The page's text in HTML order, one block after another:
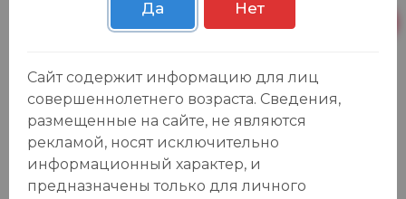
Азия
Безалкогольные напитки
Товары для дома, игрушки
Крепкие напитки
Вина
Пиво, сидр
Да Нет
Сайт содержит информацию для лиц
совершеннолетнего возраста. Сведения,
размещенные на сайте, не являются
рекламой, носят исключительно
информационный характер, и
предназначены только для личного